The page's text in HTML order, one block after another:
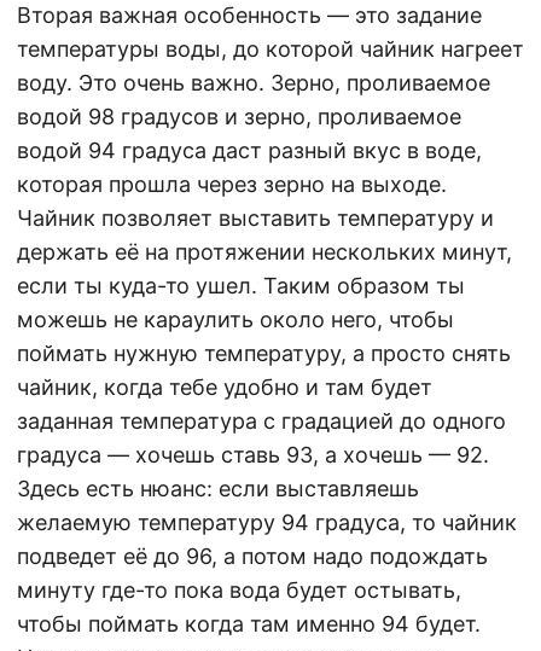
Вторая важная особенность — это задание
температуры воды, до которой чайник нагреет
воду. Это очень важно. Зерно, проливаемое
водой 98 градусов и зерно, проливаемое
водой 94 градуса даст разный вкус в воде,
которая прошла через зерно на выходе.
Чайник позволяет выставить температуру и
держать её на протяжении нескольких минут,
если ты куда-то ушел. Таким образом ты
можешь не караулить около него, чтобы
поймать нужную температуру, а просто снять
чайник, когда тебе удобно и там будет
заданная температура с градацией до одного
градуса — хочешь ставь 93, а хочешь — 92.
Здесь есть нюанс: если выставляешь
желаемую температуру 94 градуса, то чайник
подведет её до 96, а потом надо подождать
минуту где-то пока вода будет остывать,
чтобы поймать когда там именно 94 будет.